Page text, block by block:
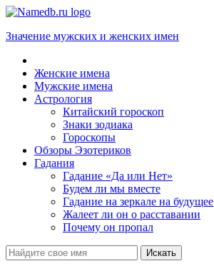
Значение мужских и женских имен
Женские имена
Мужские имена
Астрология
Китайский гороскоп
Знаки зодиака
Гороскопы
Обзоры Эзотериков
Гадания
Гадание «Да или Нет»
Будем ли мы вместе
Гадание на зеркале на будущее
Жалеет ли он о расставании
Почему он пропал